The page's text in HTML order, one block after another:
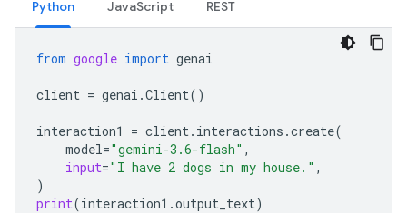
Python JavaScript REST
from google import genai
client = genai .Client()
interaction1 = client. interactions .create(
model="gemini-3.6-flash" ,
input="I have 2 dogs in my house." ,
)
print(interaction1 .output_text)